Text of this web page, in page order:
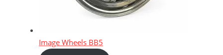
Image Wheels BB5